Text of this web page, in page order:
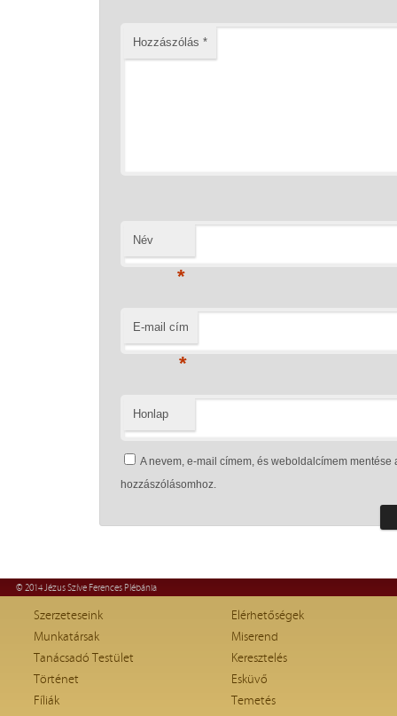
Hozzászólás *
Név
*
E-mail cím
*
Honlap
A nevem, e-mail címem, és weboldalcímem
hozzászólásomhoz.
© 2014 Jézus Szíve Ferences Plébánia
Szerzeteseink
Munkatársak
Tanácsadó Testület
Történet
Fíliák
Elérhetőségek
Miserend
Keresztelés
Esküvő
Temetés